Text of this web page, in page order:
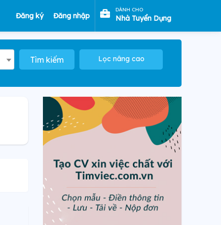
Đăng ký Đăng nhập
DÀNH CHO
Nhà Tuyển Dụng
Tìm kiếm Lọc nâng cao